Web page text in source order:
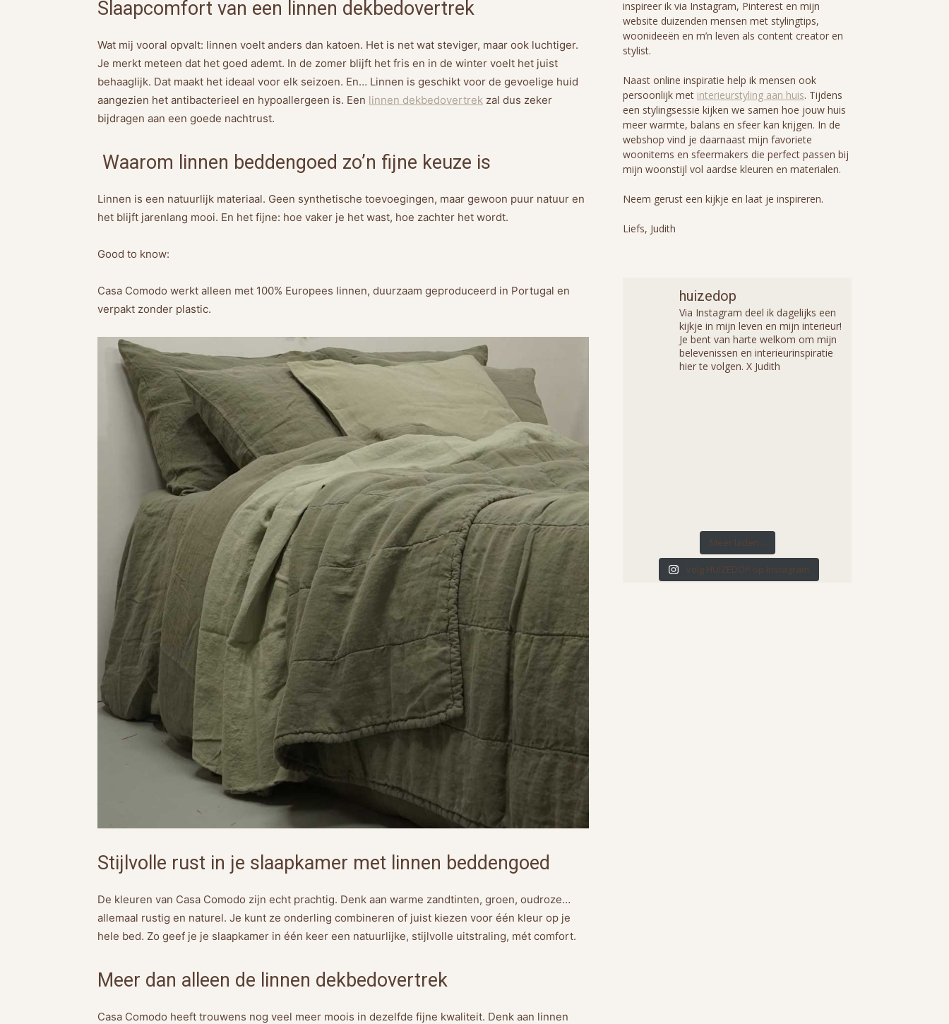
Slaapcomfort van een linnen dekbedovertrek
Wat mij vooral opvalt: linnen voelt anders dan katoen. Het is net wat steviger, maar ook luchtiger.
Je merkt meteen dat het goed ademt. In de zomer blijft het fris en in de winter voelt het juist
behaaglijk. Dat maakt het ideaal voor elk seizoen. En… Linnen is geschikt voor de gevoelige huid
aangezien het antibacterieel en hypoallergeen is. Een linnen dekbedovertrek zal dus zeker
bijdragen aan een goede nachtrust.
Waarom linnen beddengoed zo’n fijne keuze is
Linnen is een natuurlijk materiaal. Geen synthetische toevoegingen, maar gewoon puur natuur en
het blijft jarenlang mooi. En het fijne: hoe vaker je het wast, hoe zachter het wordt.
Good to know:
Casa Comodo werkt alleen met 100% Europees linnen, duurzaam geproduceerd in Portugal en
verpakt zonder plastic.
Stijlvolle rust in je slaapkamer met linnen beddengoed
De kleuren van Casa Comodo zijn echt prachtig. Denk aan warme zandtinten, groen, oudroze…
allemaal rustig en naturel. Je kunt ze onderling combineren of juist kiezen voor één kleur op je
hele bed. Zo geef je je slaapkamer in één keer een natuurlijke, stijlvolle uitstraling, mét comfort.
Meer dan alleen de linnen dekbedovertrek
Casa Comodo heeft trouwens nog veel meer moois in dezelfde fijne kwaliteit. Denk aan linnen
inspireer ik via Instagram, Pinterest en mijn
website duizenden mensen met stylingtips,
woonideeën en m’n leven als content creator en
stylist.
Naast online inspiratie help ik mensen ook
persoonlijk met interieurstyling aan huis. Tijdens
een stylingsessie kijken we samen hoe jouw huis
meer warmte, balans en sfeer kan krijgen. In de
webshop vind je daarnaast mijn favoriete
woonitems en sfeermakers die perfect passen bij
mijn woonstijl vol aardse kleuren en materialen.
Neem gerust een kijkje en laat je inspireren.
Liefs, Judith
huizedop
Via Instagram deel ik dagelijks een
kijkje in mijn leven en mijn interieur!
Je bent van harte welkom om mijn
belevenissen en interieurinspiratie
hier te volgen. X Judith
Meer laden...
Volg HUIZEDOP op Instagram